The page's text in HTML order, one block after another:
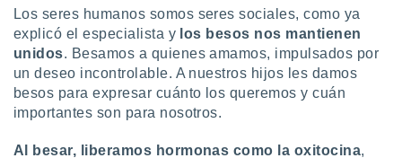
Los seres humanos somos seres sociales, como ya
explicó el especialista y los besos nos mantienen
unidos. Besamos a quienes amamos, impulsados por
un deseo incontrolable. A nuestros hijos les damos
besos para expresar cuánto los queremos y cuán
importantes son para nosotros.
Al besar, liberamos hormonas como la oxitocina,